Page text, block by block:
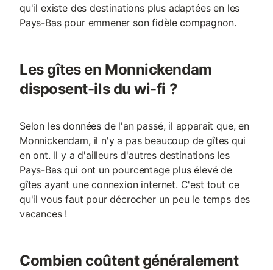
qu'il existe des destinations plus adaptées en les
Pays-Bas pour emmener son fidèle compagnon.
Les gîtes en Monnickendam
disposent-ils du wi-fi ?
Selon les données de l'an passé, il apparait que, en
Monnickendam, il n'y a pas beaucoup de gîtes qui
en ont. Il y a d'ailleurs d'autres destinations les
Pays-Bas qui ont un pourcentage plus élevé de
gîtes ayant une connexion internet. C'est tout ce
qu'il vous faut pour décrocher un peu le temps des
vacances !
Combien coûtent généralement